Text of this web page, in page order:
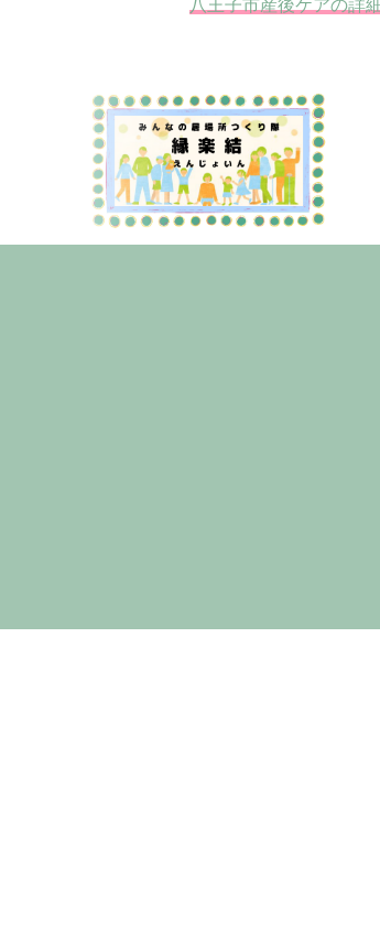
八王子市産後ケアの詳